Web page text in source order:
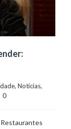
, Notícias
0
Restaurantes